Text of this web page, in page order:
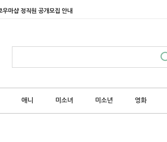
우마샵 정직원 공개모집 안내
애니 미소녀 미소년 영화